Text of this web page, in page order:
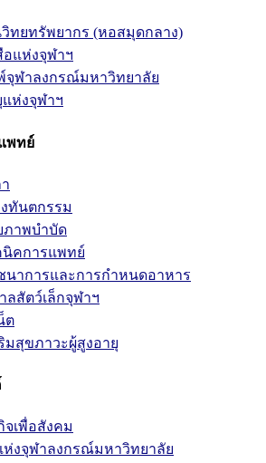
ทยทรัพยากร (หอสมุดกลาง)
แห่งจุฬาฯ
จุฬาลงกรณ์มหาวิทยาลัย
ห่งจุฬาฯ
พทย์
ทันตกรรม
ภาพบำบัด
คการแพทย์
าการและการกำหนดอาหาร
ลสัตว์เล็กจุฬาฯ
ต
มสุขภาวะผู้สูงอายุ
เพื่อสังคม
งจุฬาลงกรณ์มหาวิทยาลัย